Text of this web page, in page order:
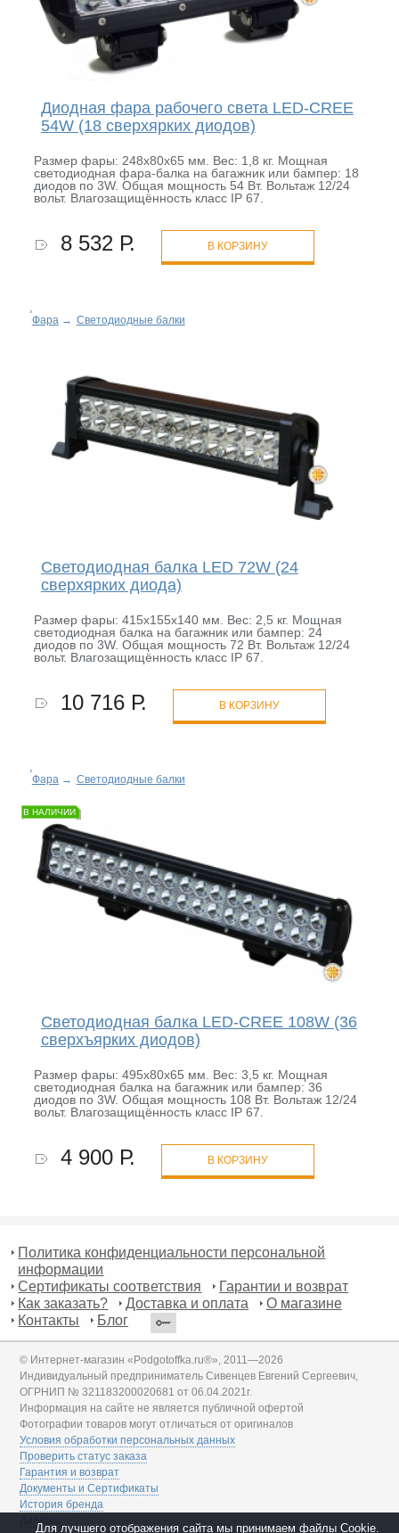
Диодная фара рабочего света LED-CREE
54W (18 сверхярких диодов)
Размер фары: 248х80х65 мм. Вес: 1,8 кг. Мощная
светодиодная фара-балка на багажник или бампер: 18
диодов по 3W. Общая мощность 54 Вт. Вольтаж 12/24
вольт. Влагозащищённость класс IP 67.
8 532 Р. В КОРЗИНУ
Фара→ Светодиодные балки
Светодиодная балка LED 72W (24
сверхярких диода)
Размер фары: 415х155х140 мм. Вес: 2,5 кг. Мощная
светодиодная балка на багажник или бампер: 24
диодов по 3W. Общая мощность 72 Вт. Вольтаж 12/24
вольт. Влагозащищённость класс IP 67.
10 716 Р. В КОРЗИНУ
Фара → Светодиодные балки
В НАЛИЧИИ
Светодиодная балка LED-CREE 108W (36
сверхъярких диодов)
Размер фары: 495х80х65 мм. Вес: 3,5 кг. Мощная
светодиодная балка на багажник или бампер: 36
диодов по 3W. Общая мощность 108 Вт. Вольтаж 12/24
вольт. Влагозащищённость класс IP 67.
4 900 Р. В КОРЗИНУ
Политика конфиденциальности персональной
информации
Сертификаты соответствия
Гарантии и возврат
Как заказать?
Доставка и оплата
О магазине
Контакты
Блог
© Интернет-магазин «Podgotoffka.ru®», 2011—2026
Индивидуальный предприниматель Сивенцев Евгений Сергеевич,
ОГРНИП № 321183200020681 от 06.04.2021г.
Информация на сайте не является публичной офертой
Фотографии товаров могут отличаться от оригиналов
Условия обработки персональных данных
Проверить статус заказа
Гарантия и возврат
Документы и Сертификаты
История бренда
Для лучшего отображения сайта мы принимаем файлы Cookie.